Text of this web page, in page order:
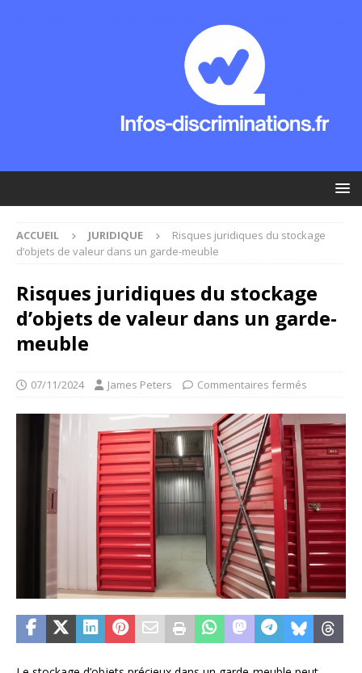
ACCUEIL JURIDIQUE
Risques juridiques du stockage
d’objets de valeur dans un garde-meuble
Risques juridiques du stockage
d’objets de valeur dans un garde-
meuble
07/11/2024 James Peters Commentaires fermés